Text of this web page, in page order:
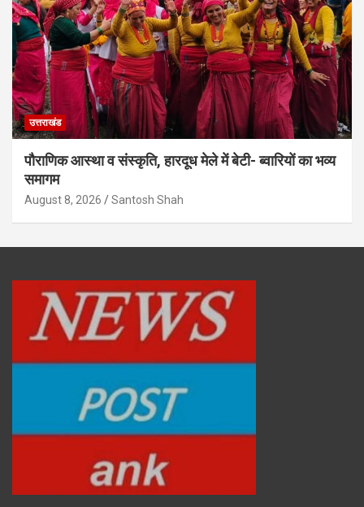
उत्तराखंड
पौराणिक आस्था व संस्कृति, हारदूध मेले में बेटी- ब्वारियों का भव्य
समागम
August 8, 2026 Santosh Shah